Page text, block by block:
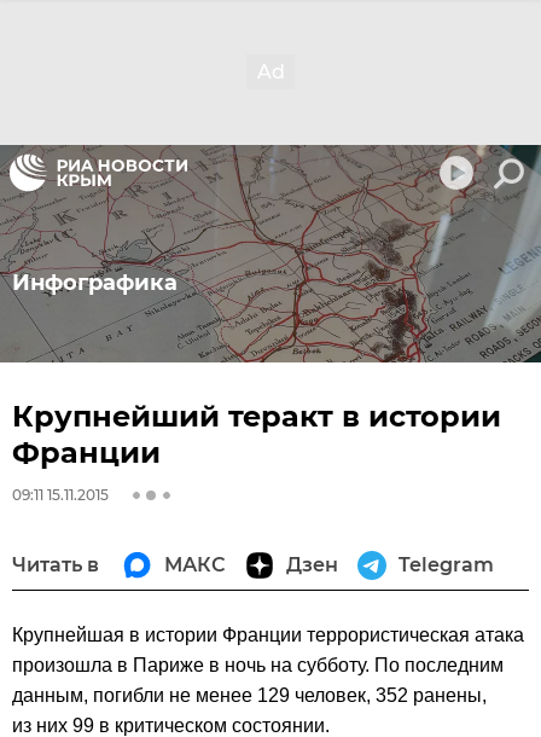
Инфографика
Крупнейший теракт в истории
Франции
09:11 15.11.2015
Читать в МАКС Дзен Telegram
Крупнейшая в истории Франции террористическая атака
произошла в Париже в ночь на субботу. По последним
данным, погибли не менее 129 человек, 352 ранены,
из них 99 в критическом состоянии.